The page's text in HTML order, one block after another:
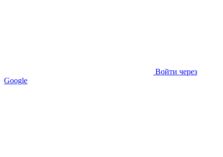
Войти через
Google